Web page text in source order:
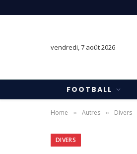
vendredi, 7 août 2026
FOOTBALL
Home » Autres » Divers
DIVERS